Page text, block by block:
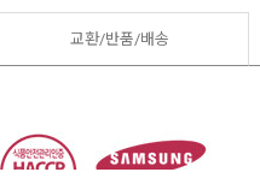
교환/반품/배송